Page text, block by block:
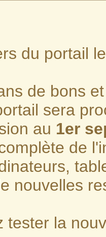
du portail
de bons
sera
au 1er
de
nouvelles
tester la